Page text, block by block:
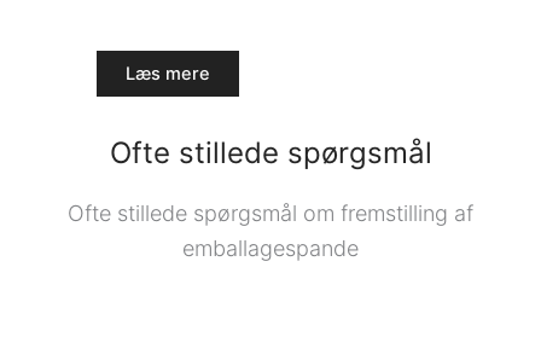
Læs mere
Ofte stillede spørgsmål
Ofte stillede spørgsmål om fremstilling af
emballagespande